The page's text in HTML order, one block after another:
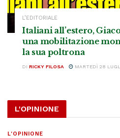
L’EDITORIALE
Italiani all’estero,
una mobilitazione
la sua poltrona
DI RICKY FILOSA MARTEDÌ 28
L'OPINIONE
L'OPINIONE